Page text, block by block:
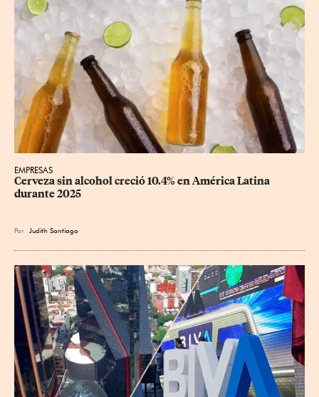
EMPRESAS
Cerveza sin alcohol creció 10.4% en América Latina
durante 2025
Por Judith Santiago